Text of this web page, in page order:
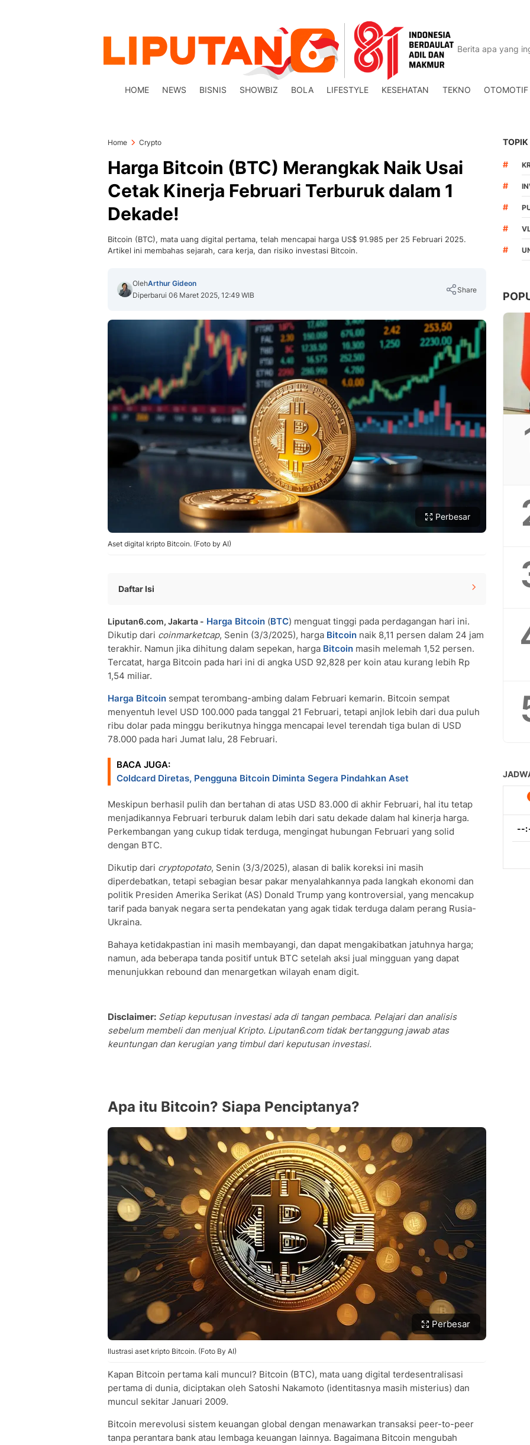
HOME NEWS BISNIS SHOWBIZ BOLA LIFESTYLE KESEHATAN TEKNO OTOMOTIF
Home Crypto
Harga Bitcoin (BTC) Merangkak Naik Usai
Cetak Kinerja Februari Terburuk dalam 1
Dekade!
Bitcoin (BTC), mata uang digital pertama, telah mencapai harga US$ 91.985 per 25 Februari 2025.
Artikel ini membahas sejarah, cara kerja, dan risiko investasi Bitcoin.
OlehArthur Gideon
Diperbarui 06 Maret 2025, 12:49 WIB
Share
Copy Link
Perbesar
Aset digital kripto Bitcoin. (Foto by AI)
Daftar Isi
Mengenal Teknologi Blockchain Bitcoin
Karakteristik Utama dan Risiko Investasi Bitcoin
Liputan6.com, Jakarta - Harga Bitcoin (BTC) menguat tinggi pada perdagangan hari ini.
Dikutip dari coinmarketcap, Senin (3/3/2025), harga Bitcoin naik 8,11 persen dalam 24 jam
terakhir. Namun jika dihitung dalam sepekan, harga Bitcoin masih melemah 1,52 persen.
Tercatat, harga Bitcoin pada hari ini di angka USD 92,828 per koin atau kurang lebih Rp
1,54 miliar.
Harga Bitcoin sempat terombang-ambing dalam Februari kemarin. Bitcoin sempat
menyentuh level USD 100.000 pada tanggal 21 Februari, tetapi anjlok lebih dari dua puluh
ribu dolar pada minggu berikutnya hingga mencapai level terendah tiga bulan di USD
78.000 pada hari Jumat lalu, 28 Februari.
BACA JUGA:
Coldcard Diretas, Pengguna Bitcoin Diminta Segera Pindahkan Aset
Meskipun berhasil pulih dan bertahan di atas USD 83.000 di akhir Februari, hal itu tetap
menjadikannya Februari terburuk dalam lebih dari satu dekade dalam hal kinerja harga.
Perkembangan yang cukup tidak terduga, mengingat hubungan Februari yang solid
dengan BTC.
Dikutip dari cryptopotato, Senin (3/3/2025), alasan di balik koreksi ini masih
diperdebatkan, tetapi sebagian besar pakar menyalahkannya pada langkah ekonomi dan
politik Presiden Amerika Serikat (AS) Donald Trump yang kontroversial, yang mencakup
tarif pada banyak negara serta pendekatan yang agak tidak terduga dalam perang Rusia-
Ukraina.
Bahaya ketidakpastian ini masih membayangi, dan dapat mengakibatkan jatuhnya harga;
namun, ada beberapa tanda positif untuk BTC setelah aksi jual mingguan yang dapat
menunjukkan rebound dan menargetkan wilayah enam digit.
Disclaimer: Setiap keputusan investasi ada di tangan pembaca. Pelajari dan analisis
sebelum membeli dan menjual Kripto. Liputan6.com tidak bertanggung jawab atas
keuntungan dan kerugian yang timbul dari keputusan investasi.
Apa itu Bitcoin? Siapa Penciptanya?
Perbesar
Ilustrasi aset kripto Bitcoin. (Foto By AI)
Kapan Bitcoin pertama kali muncul? Bitcoin (BTC), mata uang digital terdesentralisasi
pertama di dunia, diciptakan oleh Satoshi Nakamoto (identitasnya masih misterius) dan
muncul sekitar Januari 2009.
Bitcoin merevolusi sistem keuangan global dengan menawarkan transaksi peer-to-peer
tanpa perantara bank atau lembaga keuangan lainnya. Bagaimana Bitcoin mengubah
TOPIK
#
#
#
#
#